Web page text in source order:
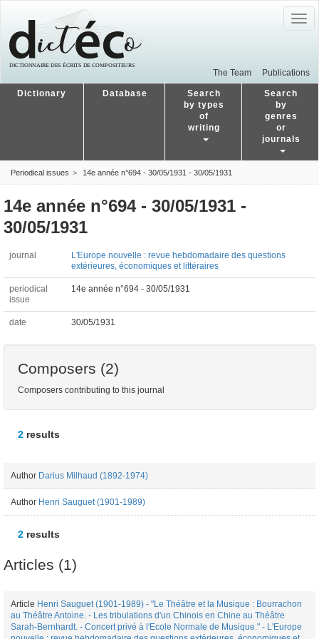
The Team Publications
Dictionary Database
Search
by types
of
writing
Search
by
genres
or
journals
Periodical issues 14e année n°694 - 30/05/1931 - 30/05/1931
14e année n°694 - 30/05/1931 -
30/05/1931
journal
L'Europe nouvelle : revue hebdomadaire des questions
extérieures, économiques et littéraires
periodical
issue
14e année n°694 - 30/05/1931
date 30/05/1931
Composers (2)
Composers contributing to this journal
2 results
Author Darius Milhaud (1892-1974)
Author Henri Sauguet (1901-1989)
2 results
Articles (1)
Article Henri Sauguet (1901-1989) - "Le Théâtre et la Musique : Bourrachon
au Théâtre Antoine. - Les tribulations d'un Chinois en Chine au Théâtre
Sarah-Bernhardt. - Concert privé à l'Ecole Normale de Musique." - L'Europe